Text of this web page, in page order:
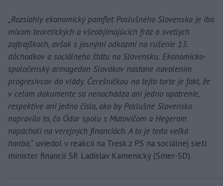
„Rozsiahly ekonomický pamflet Poslušného Slovenska je iba
mixom teoretických a všeobjímajúcich fráz o svetlých
zajtrajškoch, avšak s jasnými odkazmi na rušenie 13.
dôchodkov a sociálneho štátu na Slovensku. Ekonomicko-
spoločenský armagedon Slovákov nastane navolením
progresívcov do vlády. Čerešničkou na tejto torte je fakt, že
v celom dokumente sa nenachádza ani jedno opatrenie,
respektíve ani jedno číslo, ako by Poslušné Slovensko
napravilo to, čo Ódor spolu s Matovičom a Hegerom
napáchali na verejných financiách. A to je teda veľká
hanba,“ uviedol v reakcii na Tresk z PS na sociálnej sieti
minister financií SR Ladislav Kamenický (Smer-SD).